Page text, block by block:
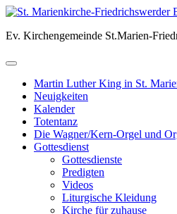
Skip
content
Ev. Kirchengemeinde St.Marien-
Martin Luther King in St.
Neuigkeiten
Kalender
Totentanz
Die Wagner/Kern-Orgel und
Gottesdienst
Gottesdienste
Predigten
Videos
Liturgische Kleidung
Kirche für zuhause